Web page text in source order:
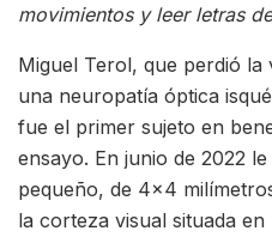
movimientos y leer letras
Miguel Terol, que perdió la
una neuropatía óptica
fue el primer sujeto en
ensayo. En junio de 2022
pequeño, de 4×4
la corteza visual situada